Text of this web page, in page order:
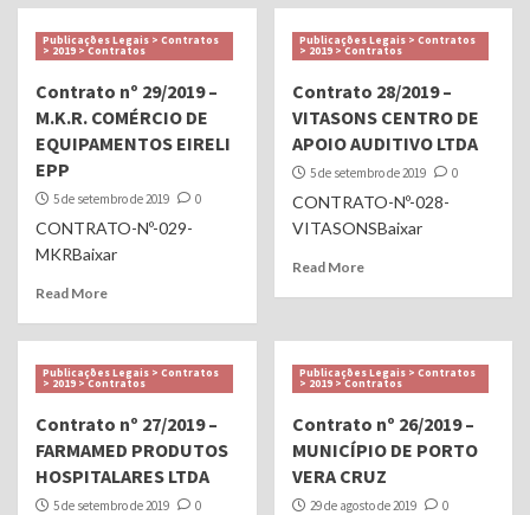
Publicações Legais > Contratos
> 2019 > Contratos
Contrato nº 29/2019 –
M.K.R. COMÉRCIO DE
EQUIPAMENTOS EIRELI
EPP
5 de setembro de 2019 0
CONTRATO-Nº-029-
MKRBaixar
Read More
Publicações Legais > Contratos
> 2019 > Contratos
Contrato 28/2019 –
VITASONS CENTRO DE
APOIO AUDITIVO LTDA
5 de setembro de 2019 0
CONTRATO-Nº-028-
VITASONSBaixar
Read More
Publicações Legais > Contratos
> 2019 > Contratos
Contrato nº 27/2019 –
FARMAMED PRODUTOS
HOSPITALARES LTDA
5 de setembro de 2019 0
Publicações Legais > Contratos
> 2019 > Contratos
Contrato nº 26/2019 –
MUNICÍPIO DE PORTO
VERA CRUZ
29 de agosto de 2019 0